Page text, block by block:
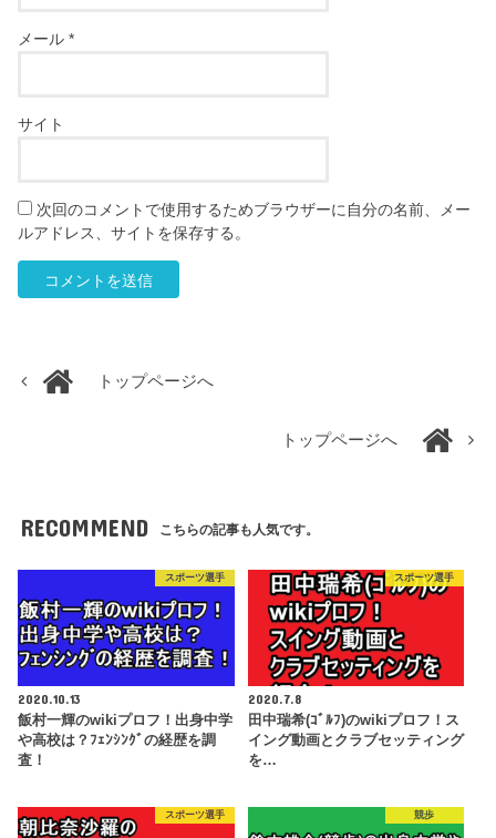
メール*
サイト
次回のコメントで使用するためブラウザーに自分の名前、メー
ルアドレス、サイトを保存する。
トップページへ
トップページへ
RECOMMEND こちらの記事も人気です。
スポーツ選手
2020.10.13
飯村一輝のwikiプロフ！出身中学
や高校は？ﾌｪﾝｼﾝｸﾞの経歴を調
査！
スポーツ選手
2020.7.8
田中瑞希(ｺﾞﾙﾌ)のwikiプロフ！ス
イング動画とクラブセッティング
を…
スポーツ選手 競歩